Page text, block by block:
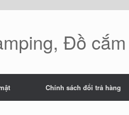
Đồ
Chính sách đổi trả hàng